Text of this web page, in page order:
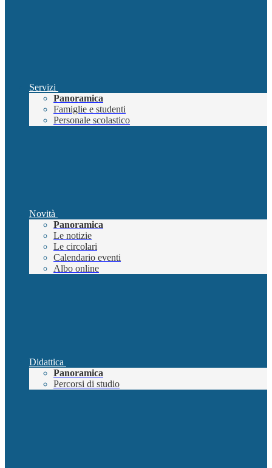
Servizi
Panoramica
Famiglie e studenti
Personale scolastico
Novità
Panoramica
Le notizie
Le circolari
Calendario eventi
Albo online
Didattica
Panoramica
Percorsi di studio